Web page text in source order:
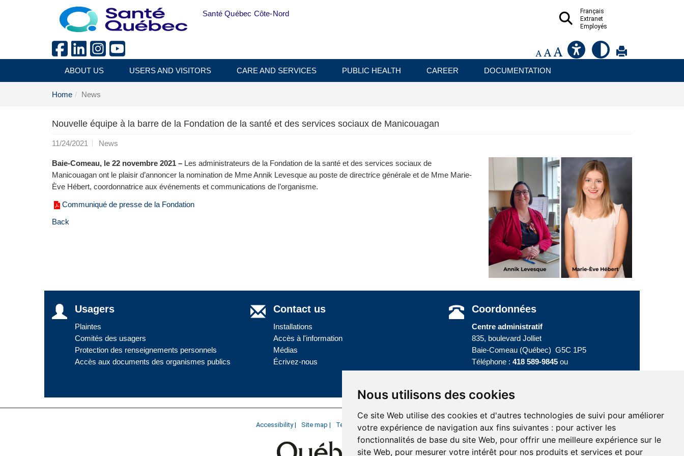
Nous utilisons des cookies
Ce site Web utilise des cookies et d'autres technologies de suivi pour améliorer
votre expérience de navigation aux fins suivantes : pour activer les
fonctionnalités de base du site Web, pour offrir une meilleure expérience sur le
site Web, pour mesurer votre intérêt pour nos produits et services et pour
Français
Extranet
Employés
Santé Québec Côte-Nord
ABOUT US USERS AND VISITORS CARE AND SERVICES PUBLIC HEALTH CAREER DOCUMENTATION
Home News
Nouvelle équipe à la barre de la Fondation de la santé et des services sociaux de Manicouagan
11/24/2021 News
Baie-Comeau, le 22 novembre 2021 – Les administrateurs de la Fondation de la santé et des services sociaux de
Manicouagan ont le plaisir d’annoncer la nomination de Mme Annik Levesque au poste de directrice générale et de Mme Marie-
Ève Hébert, coordonnatrice aux événements et communications de l’organisme.
Communiqué de presse de la Fondation
Back
Usagers
Plaintes
Comités des usagers
Protection des renseignements personnels
Accès aux documents des organismes publics
Contact us
Installations
Accès à l'information
Médias
Écrivez-nous
Coordonnées
Centre administratif
835, boulevard Jolliet
Baie-Comeau (Québec) G5C 1P5
Téléphone : 418 589-9845 ou
Sans frais : 1 800 463-5142
Accessibility | Site map | Terms of Use | Website development